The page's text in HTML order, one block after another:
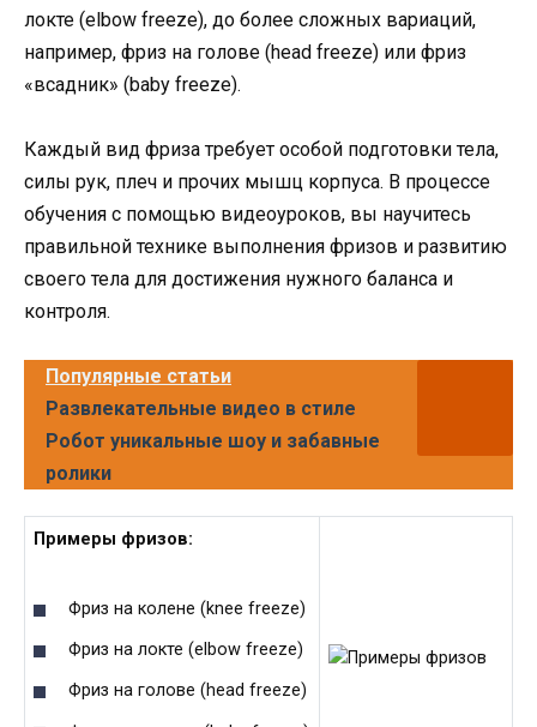
локте (elbow freeze), до более сложных вариаций,
например, фриз на голове (head freeze) или фриз
«всадник» (baby freeze).
Каждый вид фриза требует особой подготовки тела,
силы рук, плеч и прочих мышц корпуса. В процессе
обучения с помощью видеоуроков, вы научитесь
правильной технике выполнения фризов и развитию
своего тела для достижения нужного баланса и
контроля.
Популярные статьи
Развлекательные видео в стиле
Робот уникальные шоу и забавные
ролики
Примеры фризов:
Фриз на колене (knee freeze)
Фриз на локте (elbow freeze)
Фриз на голове (head freeze)